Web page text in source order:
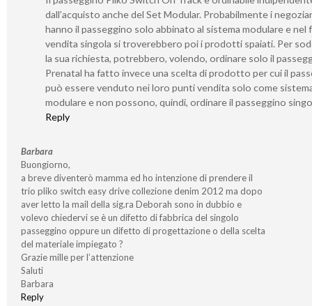
dall’acquisto anche del Set Modular. Probabilmente i
hanno il passeggino solo abbinato al sistema modulare e nel
vendita singola si troverebbero poi i prodotti spaiati. Per
la sua richiesta, potrebbero, volendo, ordinare solo il
Prenatal ha fatto invece una scelta di prodotto per cui il
può essere venduto nei loro punti vendita solo come
modulare e non possono, quindi, ordinare il passeggino
Reply
Barbara
Buongiorno,
a breve diventerò mamma ed ho intenzione di prendere il
trio pliko switch easy drive collezione denim 2012 ma dopo
aver letto la mail della sig.ra Deborah sono in dubbio e
volevo chiedervi se è un difetto di fabbrica del singolo
passeggino oppure un difetto di progettazione o della scelta
del materiale impiegato ?
Grazie mille per l’attenzione
Saluti
Barbara
Reply